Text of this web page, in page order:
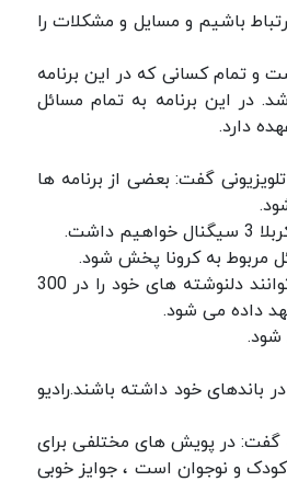
باشیم و مسایل و مشکلات را
و تمام کسانی که در این برنامه
ساعت ۱۴ تا ۱۶ هر روز پخش خواهد شد. در این برنامه به تمام مسائل
دارد.
گفت: بعضی از برنامه ها
مربوط به کرونا پخش شود.
مدیر رادیو اربعین از فراخوان آثار مردمی خبر داد : که کسانی که دست به قلم دارند می توانند دلنوشته های خود را در 300
شود.
باندهای خود داشته باشند.رادیو
گفت: در پویش های مختلفی برای
و نوجوان است ، جوایز خوبی